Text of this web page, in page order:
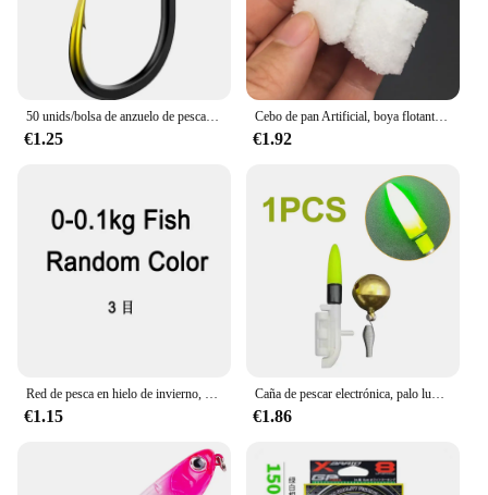
50 unids/bolsa de anzuelo de pesca de aleación de tungsteno, señuelos individuales, aparejos de pesca de carpa, anzuelos de colores con púas, accesorios de pesca
€1.25
Cebo de pan Artificial, boya flotante, señuelo de pesca de carpa, cebos de gusano, señuelos blandos de carpa, pesca gruesa, 10 Uds.
€1.92
Red de pesca en hielo de invierno, malla de trampa, Red de Cuentas luminosas, red de peces, diseño de aparejos, redes de enmalle fundidas con cordón de cobre para trampas de pesca
€1.15
Caña de pescar electrónica, palo luminoso con campana, luz LED CR425 con batería, alarma de mordida
€1.86